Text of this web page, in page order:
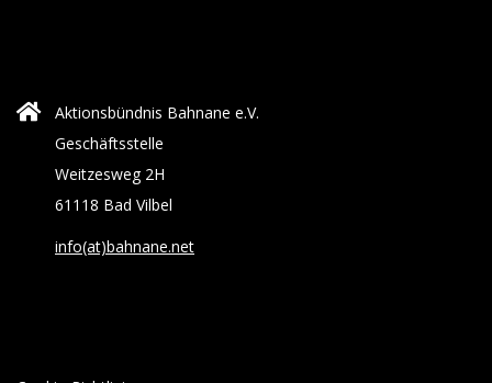
Aktionsbündnis Bahnane e.V.
Geschäftsstelle
Weitzesweg 2H
61118 Bad Vilbel
info(at)bahnane.net